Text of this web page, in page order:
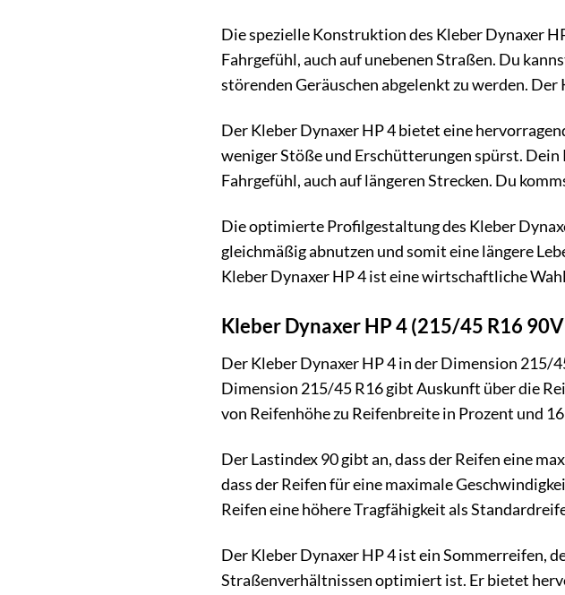
Die spezielle Konstruktion des Kleber Dynaxer
Fahrgefühl, auch auf unebenen Straßen. Du
störenden Geräuschen abgelenkt zu werden.
Der Kleber Dynaxer HP 4 bietet eine
weniger Stöße und Erschütterungen spürst.
Fahrgefühl, auch auf längeren Strecken. Du
Die optimierte Profilgestaltung des Kleber
gleichmäßig abnutzen und somit eine längere
Kleber Dynaxer HP 4 ist eine wirtschaftliche
Kleber Dynaxer HP 4 (215/45 R16
Der Kleber Dynaxer HP 4 in der Dimension 215/
Dimension 215/45 R16 gibt Auskunft über die
von Reifenhöhe zu Reifenbreite in Prozent und
Der Lastindex 90 gibt an, dass der Reifen eine
dass der Reifen für eine maximale
Reifen eine höhere Tragfähigkeit als
Der Kleber Dynaxer HP 4 ist ein Sommerreifen,
Straßenverhältnissen optimiert ist. Er bietet